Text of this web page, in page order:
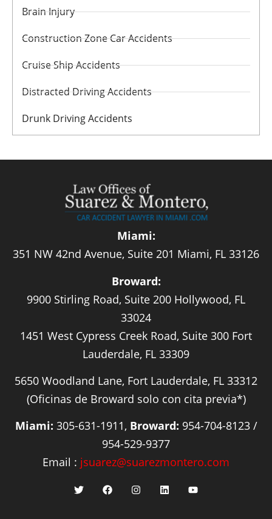
Brain Injury
Construction Zone Car Accidents
Cruise Ship Accidents
Distracted Driving Accidents
Drunk Driving Accidents
Miami:
351 NW 42nd Avenue, Suite 201 Miami, FL 33126
Broward:
9900 Stirling Road, Suite 200 Hollywood, FL
33024
1451 West Cypress Creek Road, Suite 300 Fort
Lauderdale, FL 33309
5650 Woodland Lane, Fort Lauderdale, FL 33312
(Oficinas de Broward solo con cita previa*)
Miami: 305-631-1911, Broward: 954-704-8123 /
954-529-9377
Email : jsuarez@suarezmontero.com